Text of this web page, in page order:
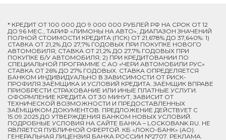
* КРЕДИТ ОТ 100 000 ДО 9 000 000 РУБЛЕЙ РФ НА СРОК ОТ 12
ДО 96 МЕС., ТАРИФ «ЛИМОНЫ НА АВТО», ДИАПАЗОН ЗНАЧЕНИЙ
ПОЛНОЙ СТОИМОСТИ КРЕДИТА (ПСК) ОТ 21,678% ДО 37,640%: 1)
СТАВКА ОТ 21,2% ДО 27,7% ГОДОВЫХ ПРИ ПОКУПКЕ НОВОГО
АВТОМОБИЛЯ; СТАВКА ОТ 21,2% ДО 27,7% ГОДОВЫХ ПРИ
ПОКУПКЕ Б/У АВТОМОБИЛЯ; 2) ПРИ КРЕДИТОВАНИИ ПО
СПЕЦИАЛЬНОЙ ПРОГРАММЕ C АО «ЧЕРИ АВТОМОБИЛИ РУС»
СТАВКА ОТ 26% ДО 27% ГОДОВЫХ. СТАВКА ОПРЕДЕЛЯЕТСЯ
БАНКОМ ИНДИВИДУАЛЬНО В ЗАВИСИМОСТИ ОТ РИСК-
ПРОФИЛЯ ЗАЁМЩИКА И УСЛОВИЙ КРЕДИТА. ЗАЁМЩИК ВПРАВЕ
ПРИОБРЕСТИ СТРАХОВАНИЕ ИЛИ ИНЫЕ ПЛАТНЫЕ УСЛУГИ.
ОФОРМЛЕНИЕ КРЕДИТА ОТ 30 МИНУТ, ЗАВИСИТ ОТ
ТЕХНИЧЕСКОЙ ВОЗМОЖНОСТИ И ПРЕДОСТАВЛЕННЫХ
ЗАЁМЩИКОМ ДОКУМЕНТОВ. ПРЕДЛОЖЕНИЕ ДЕЙСТВУЕТ С
15.09.2025 ДО УТВЕРЖДЕНИЯ БАНКОМ НОВЫХ УСЛОВИЙ.
ПОДРОБНЫЕ УСЛОВИЯ НА САЙТЕ БАНКА – LOCKOBANK.RU. НЕ
ЯВЛЯЕТСЯ ПУБЛИЧНОЙ ОФЕРТОЙ. КБ «ЛОКО-БАНК» (АО).
ГЕНЕРАЛЬНАЯ ЛИЦЕНЗИЯ БАНКА РОССИИ №2707. РЕКЛАМА.